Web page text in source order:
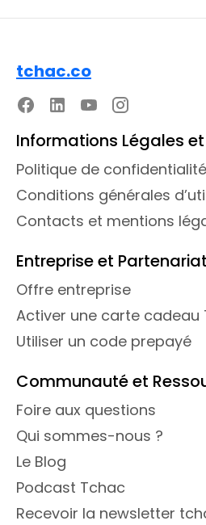
tchac.co
Informations Légales et
Politique de confidentialité
Conditions générales
Contacts et mentions
Entreprise et
Offre entreprise
Activer une carte cadeau
Utiliser un code prepayé
Communauté et
Foire aux questions
Qui sommes-nous ?
Le Blog
Podcast Tchac
Recevoir la newsletter